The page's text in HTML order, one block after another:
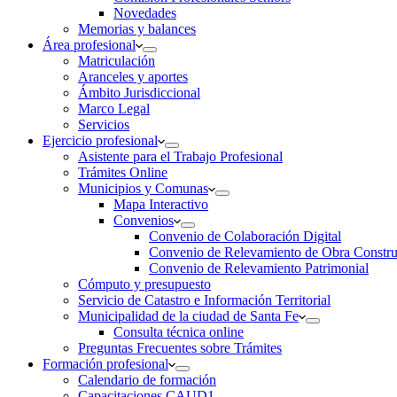
Novedades
Memorias y balances
Área profesional
Matriculación
Aranceles y aportes
Ámbito Jurisdiccional
Marco Legal
Servicios
Ejercicio profesional
Asistente para el Trabajo Profesional
Trámites Online
Municipios y Comunas
Mapa Interactivo
Convenios
Convenio de Colaboración Digital
Convenio de Relevamiento de Obra
Convenio de Relevamiento Patrimonial
Cómputo y presupuesto
Servicio de Catastro e Información Territorial
Municipalidad de la ciudad de Santa Fe
Consulta técnica online
Preguntas Frecuentes sobre Trámites
Formación profesional
Calendario de formación